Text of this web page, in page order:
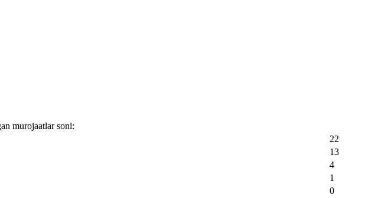
murojaatlar soni:
22
13
4
1
0